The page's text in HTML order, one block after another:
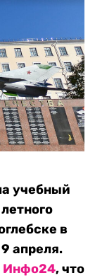
учебный
в
апреля.
Инфо24, что